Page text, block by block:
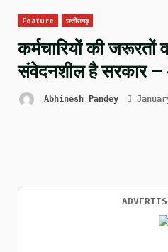
Feature छत्तीसगढ़
कर्मचारियों की जरूरतों
संवेदनशील है सरकार
Abhinesh Pandey